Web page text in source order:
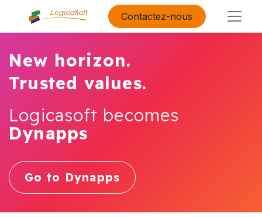
Contactez-nous
New horizon.
Trusted values.
Logicasoft becomes
Dynapps
Go to Dynapps